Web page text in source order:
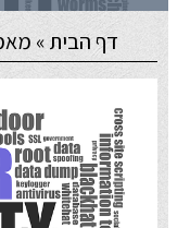
דף הבית»